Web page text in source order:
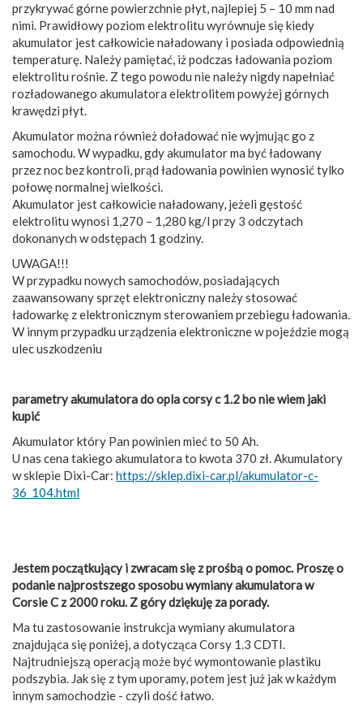
przykrywać górne powierzchnie płyt, najlepiej 5 – 10 mm nad
nimi. Prawidłowy poziom elektrolitu wyrównuje się kiedy
akumulator jest całkowicie naładowany i posiada odpowiednią
temperaturę. Należy pamiętać, iż podczas ładowania poziom
elektrolitu rośnie. Z tego powodu nie należy nigdy napełniać
rozładowanego akumulatora elektrolitem powyżej górnych
krawędzi płyt.
Akumulator można również doładować nie wyjmując go z
samochodu. W wypadku, gdy akumulator ma być ładowany
przez noc bez kontroli, prąd ładowania powinien wynosić tylko
połowę normalnej wielkości.
Akumulator jest całkowicie naładowany, jeżeli gęstość
elektrolitu wynosi 1,270 – 1,280 kg/l przy 3 odczytach
dokonanych w odstępach 1 godziny.
UWAGA!!!
W przypadku nowych samochodów, posiadających
zaawansowany sprzęt elektroniczny należy stosować
ładowarkę z elektronicznym sterowaniem przebiegu ładowania.
W innym przypadku urządzenia elektroniczne w pojeździe mogą
ulec uszkodzeniu
parametry akumulatora do opla corsy c 1.2 bo nie wiem jaki
kupić
Akumulator który Pan powinien mieć to 50 Ah.
U nas cena takiego akumulatora to kwota 370 zł. Akumulatory
w sklepie Dixi-Car: https://sklep.dixi-car.pl/akumulator-c-
36_104.html
Jestem początkujący i zwracam się z prośbą o pomoc. Proszę o
podanie najprostszego sposobu wymiany akumulatora w
Corsie C z 2000 roku. Z góry dziękuję za porady.
Ma tu zastosowanie instrukcja wymiany akumulatora
znajdująca się poniżej, a dotycząca Corsy 1.3 CDTI.
Najtrudniejszą operacją może być wymontowanie plastiku
podszybia. Jak się z tym uporamy, potem jest już jak w każdym
innym samochodzie - czyli dość łatwo.